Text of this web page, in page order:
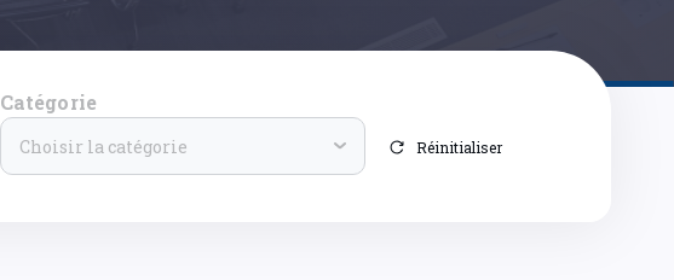
Catégorie
Choisir la catégorie Réinitialiser